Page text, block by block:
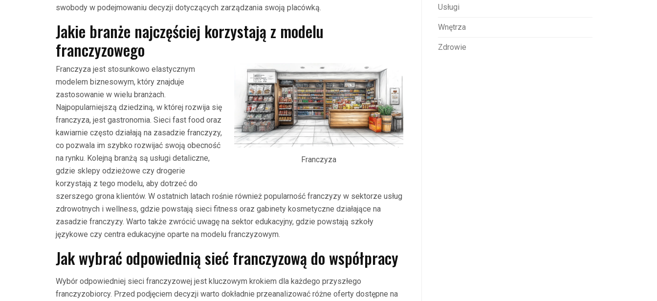
swobody w podejmowaniu decyzji dotyczących zarządzania swoją placówką.
Jakie branże najczęściej korzystają z modelu
franczyzowego
Franczyza
Franczyza jest stosunkowo elastycznym
modelem biznesowym, który znajduje
zastosowanie w wielu branżach.
Najpopularniejszą dziedziną, w której rozwija się
franczyza, jest gastronomia. Sieci fast food oraz
kawiarnie często działają na zasadzie franczyzy,
co pozwala im szybko rozwijać swoją obecność
na rynku. Kolejną branżą są usługi detaliczne,
gdzie sklepy odzieżowe czy drogerie
korzystają z tego modelu, aby dotrzeć do
szerszego grona klientów. W ostatnich latach rośnie również popularność franczyzy w sektorze usług
zdrowotnych i wellness, gdzie powstają sieci fitness oraz gabinety kosmetyczne działające na
zasadzie franczyzy. Warto także zwrócić uwagę na sektor edukacyjny, gdzie powstają szkoły
językowe czy centra edukacyjne oparte na modelu franczyzowym.
Jak wybrać odpowiednią sieć franczyzową do współpracy
Wybór odpowiedniej sieci franczyzowej jest kluczowym krokiem dla każdego przyszłego
franczyzobiorcy. Przed podjęciem decyzji warto dokładnie przeanalizować różne oferty dostępne na
Usługi
Wnętrza
Zdrowie